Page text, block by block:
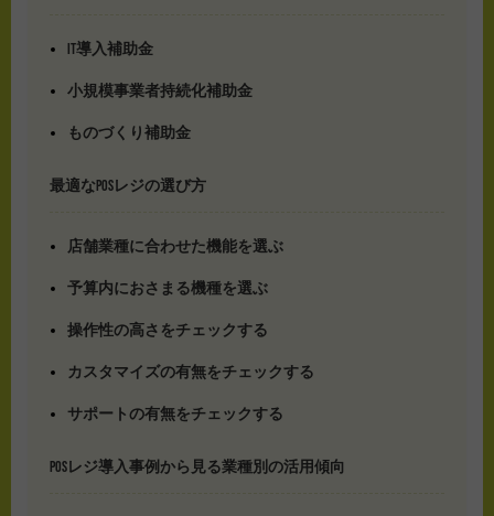
IT導入補助金
小規模事業者持続化補助金
ものづくり補助金
最適なPOSレジの選び方
店舗業種に合わせた機能を選ぶ
予算内におさまる機種を選ぶ
操作性の高さをチェックする
カスタマイズの有無をチェックする
サポートの有無をチェックする
POSレジ導入事例から見る業種別の活用傾向